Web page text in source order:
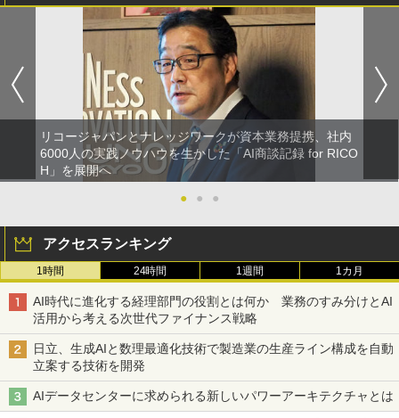
リコージャパンとナレッジワークが資本業務提携、社内
6000人の実践ノウハウを生かした「AI商談記録 for RICO
H」を展開へ
●
● ●
アクセスランキング
1時間 24時間 1週間 1カ月
AI時代に進化する経理部門の役割とは何か 業務のすみ分けとAI
活用から考える次世代ファイナンス戦略
日立、生成AIと数理最適化技術で製造業の生産ライン構成を自動
立案する技術を開発
AIデータセンターに求められる新しいパワーアーキテクチャとは